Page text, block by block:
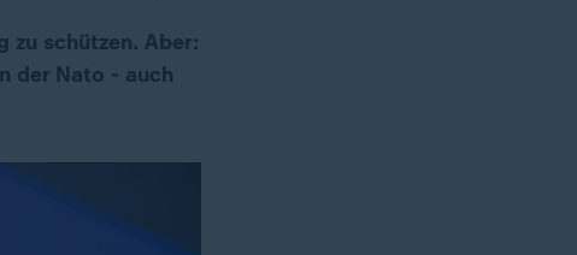
zu schützen. Aber:
der Nato - auch